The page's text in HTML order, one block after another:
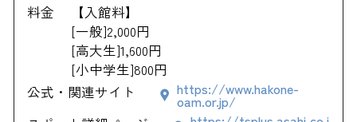
料金
【入館料】
[一般]2,000円
[高大生]1,600円
[小中学生]800円
公式・関連サイト
https://www.hakone-
oam.or.jp/